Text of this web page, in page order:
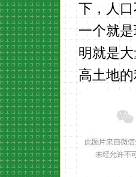
下，人
一个就
明就是
高土地